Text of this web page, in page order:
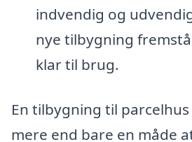
indvendig og
nye tilbygning
klar til brug.
En tilbygning til
mere end bare en måde